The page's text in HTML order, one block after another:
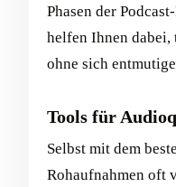
Phasen der
helfen Ihnen dabei,
ohne sich
Tools für
Selbst mit dem
Rohaufnahmen oft